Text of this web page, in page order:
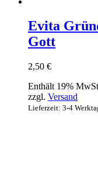
Evita
Gott
2,50 €
Enthält 19%
zzgl. Versand
Lieferzeit: 3-4